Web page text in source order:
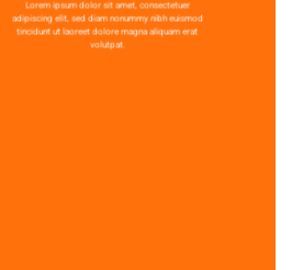
Lorem ipsum dolor sit amet, consectetuer
adipiscing elit, sed diam nonummy nibh euismod
tincidunt ut laoreet dolore magna aliquam erat
volutpat.